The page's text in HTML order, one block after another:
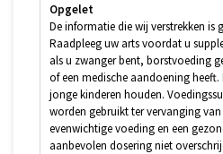
Opgelet
De informatie die wij verstrekken is
Raadpleeg uw arts voordat u
als u zwanger bent, borstvoeding
of een medische aandoening heeft.
jonge kinderen houden.
worden gebruikt ter vervanging van
evenwichtige voeding en een
aanbevolen dosering niet